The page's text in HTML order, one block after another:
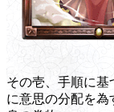
その壱、手順に
に意思の分配を